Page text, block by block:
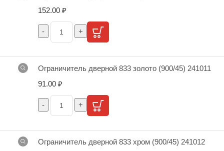
152.00 ₽
Ограничитель дверной 833 золото (900/45) 241011
91.00 ₽
Ограничитель дверной 833 хром (900/45) 241012